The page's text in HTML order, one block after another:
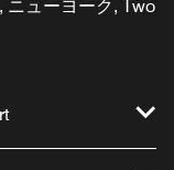
ニューヨーク, Two